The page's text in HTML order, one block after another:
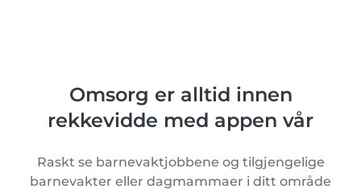
Omsorg er alltid innen
rekkevidde med appen vår
Raskt se barnevaktjobbene og tilgjengelige
barnevakter eller dagmammaer i ditt område